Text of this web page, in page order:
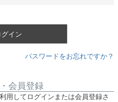
グイン
パスワードをお忘れですか？
会員登録
用してログインまたは会員登録さ